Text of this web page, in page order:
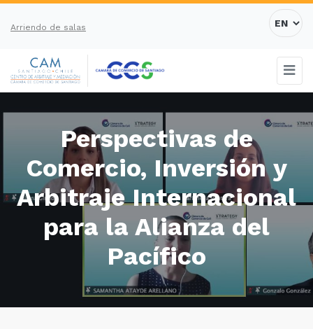
Arriendo de salas
Perspectivas de
Comercio, Inversión y
Arbitraje Internacional
para la Alianza del
Pacífico